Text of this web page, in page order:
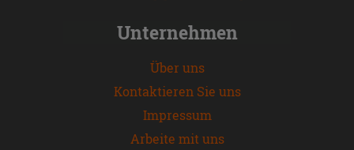
Unternehmen
Über uns
Kontaktieren Sie uns
Impressum
Arbeite mit uns